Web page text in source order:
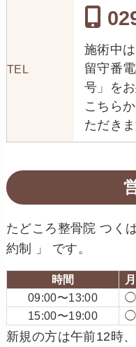
TEL
施術中
留守番
号」を
こちら
ただきま
たどころ整骨院 つく
約制 」 です。
時間 月
09:00〜13:00
◯
15:00〜19:00
◯
新規の方は午前12時